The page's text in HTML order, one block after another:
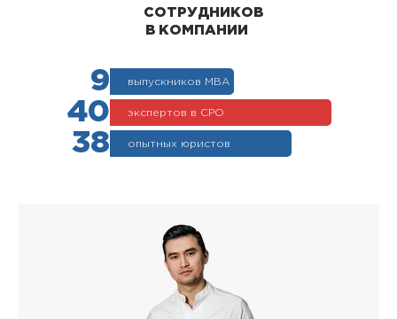
СОТРУДНИКОВ
В КОМПАНИИ
9 выпускников МВА
40 экспертов в СРО
38 опытных юристов